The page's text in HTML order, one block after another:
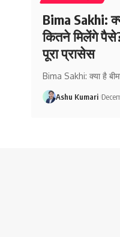
Bima Sakhi:
कितने मिलेंगे
पूरा प्रासेस
Bima Sakhi: क्या है
Ashu Kumari